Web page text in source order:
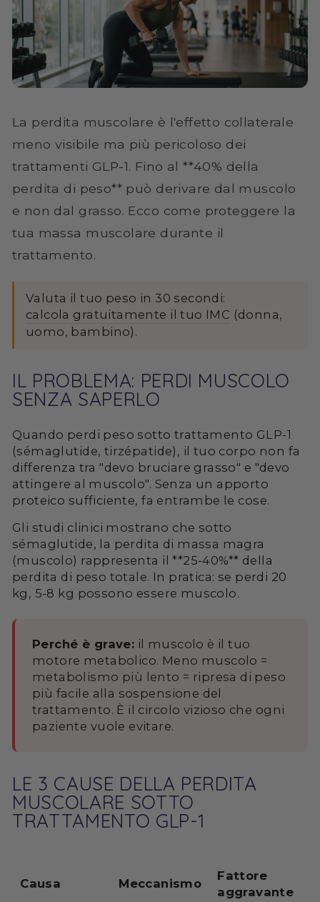
La perdita muscolare è l'effetto collaterale
meno visibile ma più pericoloso dei
trattamenti GLP-1. Fino al **40% della
perdita di peso** può derivare dal muscolo
e non dal grasso. Ecco come proteggere la
tua massa muscolare durante il
trattamento.
Valuta il tuo peso in 30 secondi:
calcola gratuitamente il tuo IMC (donna,
uomo, bambino).
IL PROBLEMA: PERDI MUSCOLO
SENZA SAPERLO
Quando perdi peso sotto trattamento GLP-1
(sémaglutide, tirzépatide), il tuo corpo non fa
differenza tra "devo bruciare grasso" e "devo
attingere al muscolo". Senza un apporto
proteico sufficiente, fa entrambe le cose.
Gli studi clinici mostrano che sotto
sémaglutide, la perdita di massa magra
(muscolo) rappresenta il **25-40%** della
perdita di peso totale. In pratica: se perdi 20
kg, 5-8 kg possono essere muscolo.
Perché è grave: il muscolo è il tuo
motore metabolico. Meno muscolo =
metabolismo più lento = ripresa di peso
più facile alla sospensione del
trattamento. È il circolo vizioso che ogni
paziente vuole evitare.
LE 3 CAUSE DELLA PERDITA
MUSCOLARE SOTTO
TRATTAMENTO GLP-1
Causa Meccanismo
Fattore
aggravante